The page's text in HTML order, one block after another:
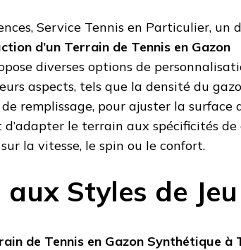
Service Tennis en Particulier, un
d’un Terrain de Tennis en Gazon
diverses options de
aspects, tels que la densité du
remplissage, pour ajuster la surface
le terrain aux spécificités de
la vitesse, le spin ou le confort.
Styles de Jeu
de Tennis en Gazon Synthétique à